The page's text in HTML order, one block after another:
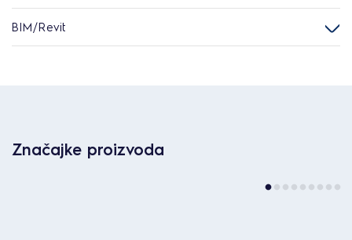
BIM/Revit
Značajke proizvoda